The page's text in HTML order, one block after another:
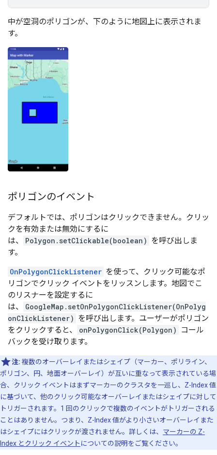
中が空洞のポリゴンが、下のように地図上に表示されま
す。
ポリゴンのイベント
デフォルトでは、ポリゴンはクリックできません。クリッ
クを有効または無効にするに
は、
Polygon.setClickable(boolean) を呼び出しま
す。
OnPolygonClickListener を使って、クリック可能なポ
リゴンでクリック イベントをリッスンします。地図でこ
のリスナーを設定するに
は、
GoogleMap.setOnPolygonClickListener(OnPolyg
onClickListener) を呼び出します。ユーザーがポリゴン
をクリックすると、
onPolygonClick(Polygon)
コール
バックを受け取ります。
注: 複数のオーバーレイまたはシェイプ（マーカー、ポリライン、
ポリゴン、円、地面オーバーレイ）が互いに重なって表示されている場
合、クリック イベントはまずマーカーのクラスタを一巡し、Z-Index 値
に基づいて、他のクリック可能なオーバーレイまたはシェイプに対して
トリガーされます。1 回のクリックで複数のイベントがトリガーされる
ことはありません。つまり、Z-Index 値がより小さいオーバーレイまた
はシェイプにはクリックが渡されません。詳しくは、 マーカーの Z-
Index とクリック イベント についての説明をご覧ください。